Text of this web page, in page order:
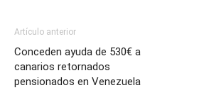
Artículo anterior
Conceden ayuda de 530€ a
canarios retornados
pensionados en Venezuela